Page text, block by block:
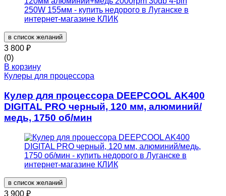
в список желаний
3 800 ₽
(0)
В корзину
Кулеры для процессора
Кулер для процессора DEEPCOOL AK400
DIGITAL PRO черный, 120 мм, алюминий/
медь, 1750 об/мин
в список желаний
3 900 ₽